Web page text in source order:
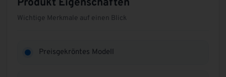
Wichtige Merkmale auf einen Blick
Preisgekröntes Modell